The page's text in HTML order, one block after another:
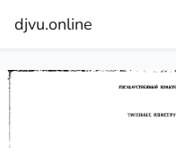
djvu.online